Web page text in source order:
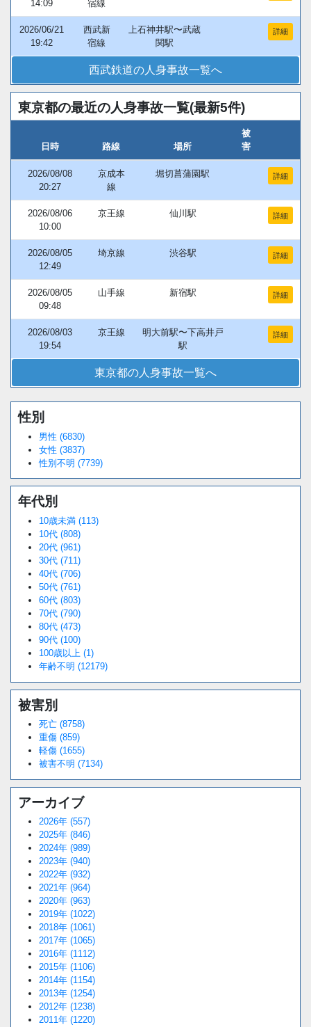
14:09 宿線
2026/06/21
19:42
西武新
宿線
上石神井駅〜武蔵
関駅
詳細
西武鉄道の人身事故一覧へ
東京都の最近の人身事故一覧(最新5件)
日時 路線 場所
被
害
2026/08/08
20:27
京成本
線
堀切菖蒲園駅 詳細
2026/08/06
10:00
京王線 仙川駅 詳細
2026/08/05
12:49
埼京線 渋谷駅 詳細
2026/08/05
09:48
山手線 新宿駅 詳細
2026/08/03
19:54
京王線
明大前駅〜下高井戸
駅
詳細
東京都の人身事故一覧へ
性別
男性 (6830)
女性 (3837)
性別不明 (7739)
年代別
10歳未満 (113)
10代 (808)
20代 (961)
30代 (711)
40代 (706)
50代 (761)
60代 (803)
70代 (790)
80代 (473)
90代 (100)
100歳以上 (1)
年齢不明 (12179)
被害別
死亡 (8758)
重傷 (859)
軽傷 (1655)
被害不明 (7134)
アーカイブ
2026年 (557)
2025年 (846)
2024年 (989)
2023年 (940)
2022年 (932)
2021年 (964)
2020年 (963)
2019年 (1022)
2018年 (1061)
2017年 (1065)
2016年 (1112)
2015年 (1106)
2014年 (1154)
2013年 (1254)
2012年 (1238)
2011年 (1220)